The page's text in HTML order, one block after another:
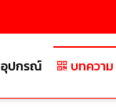
อุปกรณ์ บทความ